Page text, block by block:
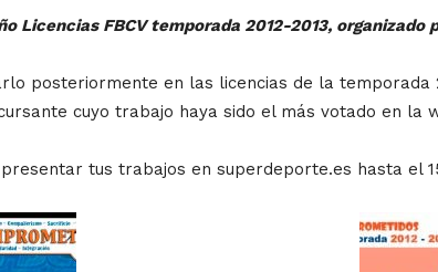
FBCV temporada 2012-2013, organizado
posteriormente en las licencias de la temporada
cuyo trabajo haya sido el más votado en la
presentar tus trabajos en superdeporte.es hasta el